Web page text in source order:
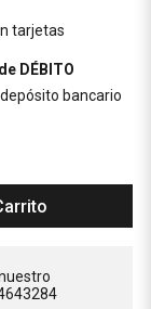
tarjetas
DÉBITO
bancario